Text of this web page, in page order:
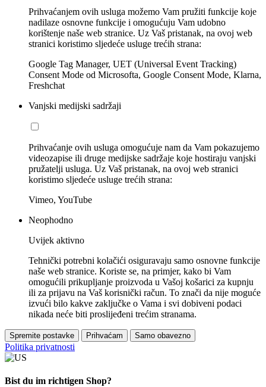
Prihvaćanjem ovih usluga možemo Vam pružiti funkcije koje
nadilaze osnovne funkcije i omogućuju Vam udobno
korištenje naše web stranice. Uz Vaš pristanak, na ovoj web
stranici koristimo sljedeće usluge trećih strana:
Google Tag Manager, UET (Universal Event Tracking)
Consent Mode od Microsofta, Google Consent Mode, Klarna,
Freshchat
Vanjski medijski sadržaji
Prihvaćanje ovih usluga omogućuje nam da Vam pokazujemo
videozapise ili druge medijske sadržaje koje hostiraju vanjski
pružatelji usluga. Uz Vaš pristanak, na ovoj web stranici
koristimo sljedeće usluge trećih strana:
Vimeo, YouTube
Neophodno
Uvijek aktivno
Tehnički potrebni kolačići osiguravaju samo osnovne funkcije
naše web stranice. Koriste se, na primjer, kako bi Vam
omogućili prikupljanje proizvoda u Vašoj košarici za kupnju
ili za prijavu na Vaš korisnički račun. To znači da nije moguće
izvući bilo kakve zaključke o Vama i svi dobiveni podaci
nikada neće biti proslijeđeni trećim stranama.
Spremite postavke Prihvaćam Samo obavezno
Politika privatnosti
Bist du im richtigen Shop?